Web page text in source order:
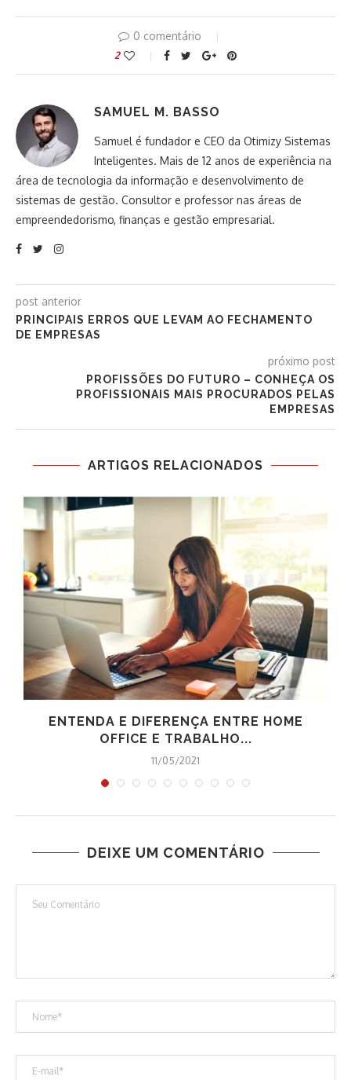
0 comentário
2
SAMUEL M. BASSO
Samuel é fundador e CEO da Otimizy Sistemas
Inteligentes. Mais de 12 anos de experiência na
área de tecnologia da informação e desenvolvimento de
sistemas de gestão. Consultor e professor nas áreas de
empreendedorismo, finanças e gestão empresarial.
post anterior
PRINCIPAIS ERROS QUE LEVAM AO FECHAMENTO
DE EMPRESAS
próximo post
PROFISSÕES DO FUTURO – CONHEÇA OS
PROFISSIONAIS MAIS PROCURADOS PELAS
EMPRESAS
ARTIGOS RELACIONADOS
ENTENDA E DIFERENÇA ENTRE HOME
OFFICE E TRABALHO...
11/05/2021
DEIXE UM COMENTÁRIO